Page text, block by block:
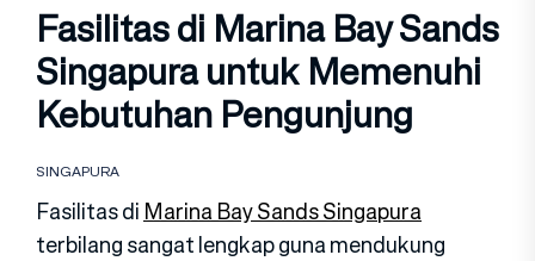
Fasilitas di Marina Bay Sands
Singapura untuk Memenuhi
Kebutuhan Pengunjung
SINGAPURA
Fasilitas di Marina Bay Sands Singapura
terbilang sangat lengkap guna mendukung